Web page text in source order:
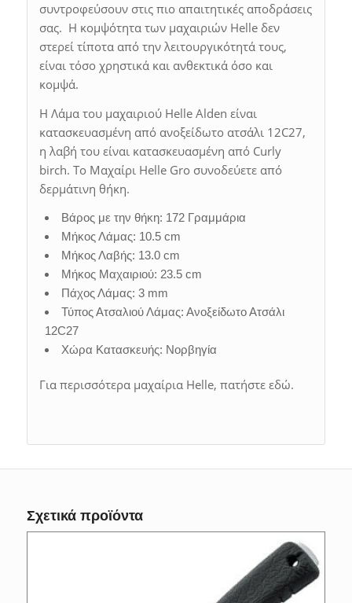
συντροφεύσουν στις πιο απαιτητικές αποδράσεις
σας. Η κομψότητα των μαχαιριών Helle δεν
στερεί τίποτα από την λειτουργικότητά τους,
είναι τόσο χρηστικά και ανθεκτικά όσο και
κομψά.
Η Λάμα του μαχαιριού Helle Alden είναι
κατασκευασμένη από ανοξείδωτο ατσάλι 12C27,
η λαβή του είναι κατασκευασμένη από Curly
birch. Το Μαχαίρι Helle Gro συνοδεύετε από
δερμάτινη θήκη.
Βάρος με την θήκη: 172 Γραμμάρια
Μήκος Λάμας: 10.5 cm
Μήκος Λαβής: 13.0 cm
Μήκος Μαχαιριού: 23.5 cm
Πάχος Λάμας: 3 mm
Τύπος Ατσαλιού Λάμας: Ανοξείδωτο Ατσάλι
12C27
Χώρα Κατασκευής: Νορβηγία
Για περισσότερα μαχαίρια Helle, πατήστε εδώ.
Σχετικά προϊόντα